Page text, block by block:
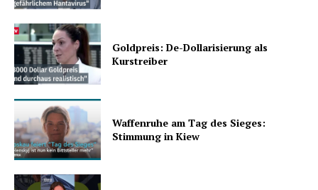
Goldpreis: De-Dollarisierung als
Kurstreiber
Waffenruhe am Tag des Sieges:
Stimmung in Kiew